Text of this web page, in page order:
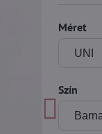
Méret
Szín